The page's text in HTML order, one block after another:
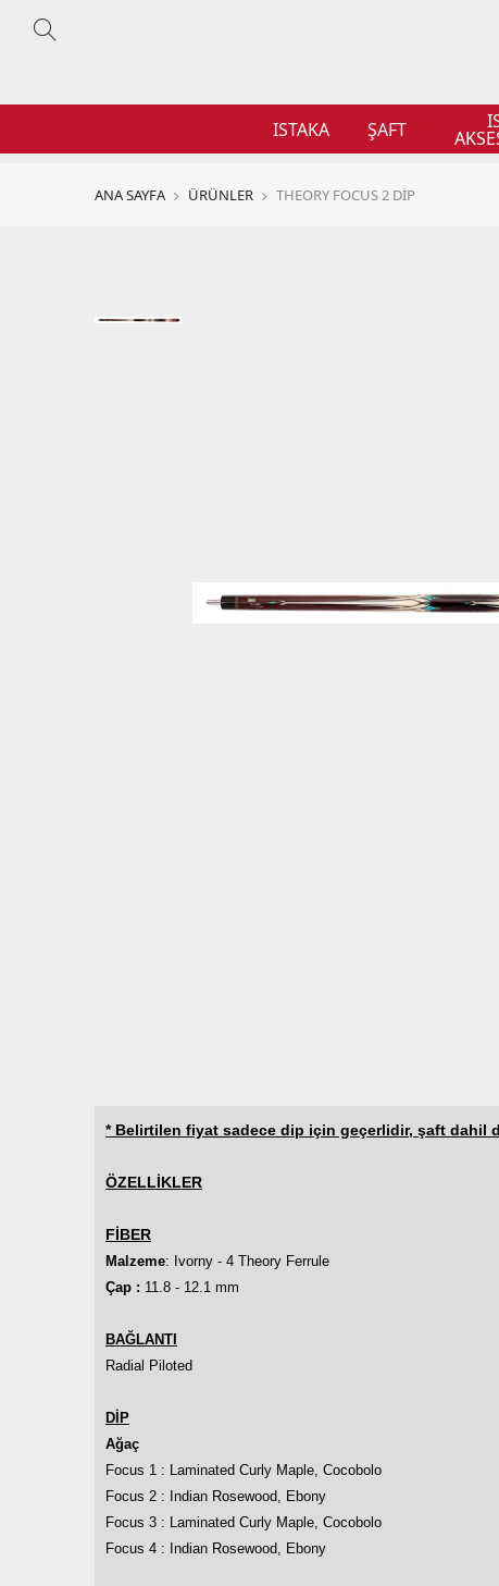
ISTAKA ŞAFT
ANA SAYFA ÜRÜNLER THEORY FOCUS 2 DİP
* Belirtilen fiyat sadece dip için geçerlidir, şaft dahil
ÖZELLİKLER
FİBER
Malzeme: Ivorny - 4 Theory Ferrule
Çap : 11.8 - 12.1 mm
BAĞLANTI
Radial Piloted
DİP
Ağaç
Focus 1 : Laminated Curly Maple, Cocobolo
Focus 2 : Indian Rosewood, Ebony
Focus 3 : Laminated Curly Maple, Cocobolo
Focus 4 : Indian Rosewood, Ebony